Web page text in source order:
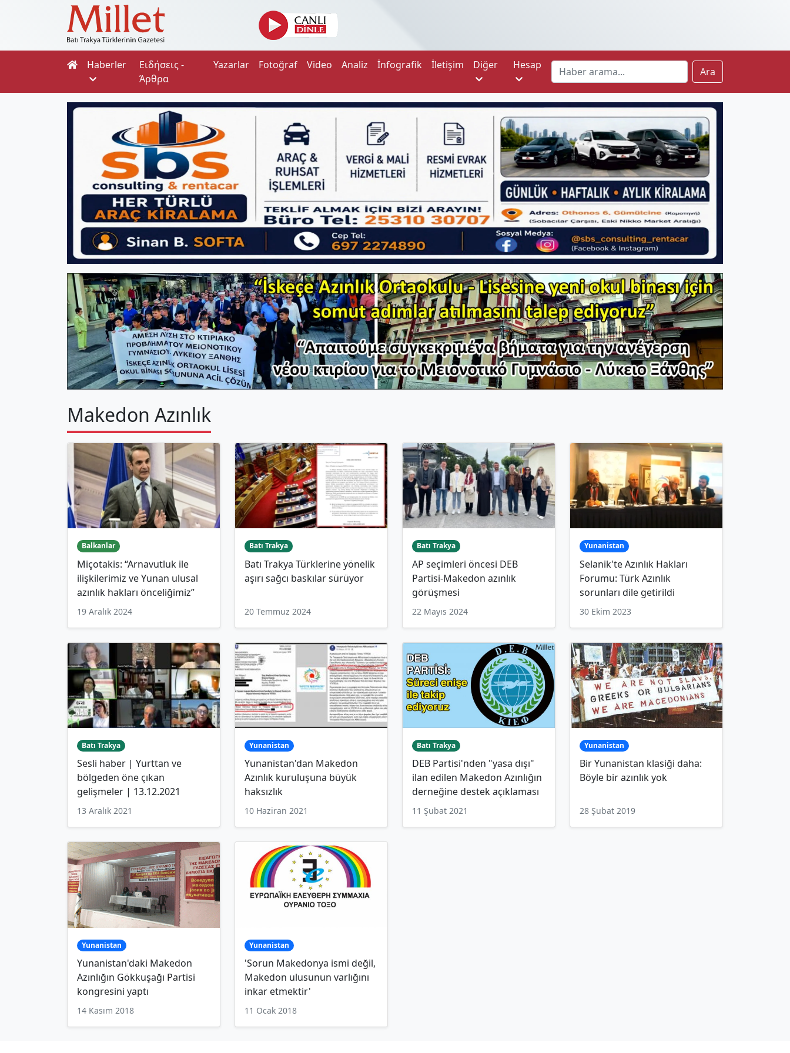
Haberler
Ειδήσεις -
Άρθρα
Yazarlar Fotoğraf Video Analiz İnfografik İletişim Diğer Hesap
Ara
Makedon Azınlık
Balkanlar
Miçotakis: “Arnavutluk ile
ilişkilerimiz ve Yunan ulusal
azınlık hakları önceliğimiz”
19 Aralık 2024
Batı Trakya
Batı Trakya Türklerine yönelik
aşırı sağcı baskılar sürüyor
20 Temmuz 2024
Batı Trakya
AP seçimleri öncesi DEB
Partisi-Makedon azınlık
görüşmesi
22 Mayıs 2024
Yunanistan
Selanik'te Azınlık Hakları
Forumu: Türk Azınlık
sorunları dile getirildi
30 Ekim 2023
Batı Trakya
Sesli haber | Yurttan ve
bölgeden öne çıkan
gelişmeler | 13.12.2021
13 Aralık 2021
Yunanistan
Yunanistan'dan Makedon
Azınlık kuruluşuna büyük
haksızlık
10 Haziran 2021
Batı Trakya
DEB Partisi'nden "yasa dışı"
ilan edilen Makedon Azınlığın
derneğine destek açıklaması
11 Şubat 2021
Yunanistan
Bir Yunanistan klasiği daha:
Böyle bir azınlık yok
28 Şubat 2019
Yunanistan
Yunanistan'daki Makedon
Azınlığın Gökkuşağı Partisi
kongresini yaptı
14 Kasım 2018
Yunanistan
'Sorun Makedonya ismi değil,
Makedon ulusunun varlığını
inkar etmektir'
11 Ocak 2018